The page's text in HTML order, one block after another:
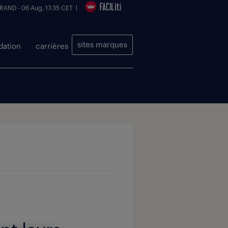
- 06 Aug, 17:35 CET |
sites marques
carrières